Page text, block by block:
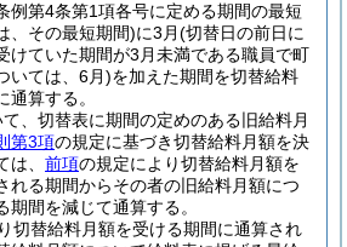
例第4条第1項各号に定める期間の最短
、その最短期間)に3月(切替日の前日に
けていた期間が3月未満である職員で町
いては、6月)を加えた期間を切替給料
通算する。
、切替表に期間の定めのある旧給料月
第3項の規定に基づき切替給料月額を決
、 前項の規定により切替給料月額を
れる期間からその者の旧給料月額につ
期間を減じて通算する。
切替給料月額を受ける期間に通算され